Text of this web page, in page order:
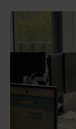
bedrijf van de
collega’s
systemen.
zijn niet
maar ook
mkb-
wist je dat
mindset?